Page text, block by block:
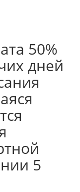
50%
дней
5